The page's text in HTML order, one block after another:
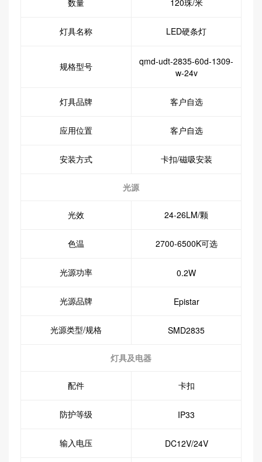
数量 120珠/米
灯具名称 LED硬条灯
规格型号
qmd-udt-2835-60d-1309-
w-24v
灯具品牌 客户自选
应用位置 客户自选
安装方式 卡扣/磁吸安装
光源
光效 24-26LM/颗
色温 2700-6500K可选
光源功率 0.2W
光源品牌 Epistar
光源类型/规格 SMD2835
灯具及电器
配件 卡扣
防护等级 IP33
输入电压 DC12V/24V